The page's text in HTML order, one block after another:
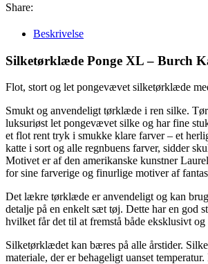
Share:
Beskrivelse
Silketørklæde Ponge XL – Burch
Flot, stort og let pongevævet silketørklæde
Smukt og anvendeligt tørklæde i ren silke.
luksuriøst let pongevævet silke og har fine
et flot rent tryk i smukke klare farver – et
katte i sort og alle regnbuens farver, sidder
Motivet er af den amerikanske kunstner
for sine farverige og finurlige motiver af
Det lækre tørklæde er anvendeligt og kan
detalje på en enkelt sæt tøj. Dette har en god
hvilket får det til at fremstå både eksklusivt og
Silketørklædet kan bæres på alle årstider.
materiale, der er behageligt uanset